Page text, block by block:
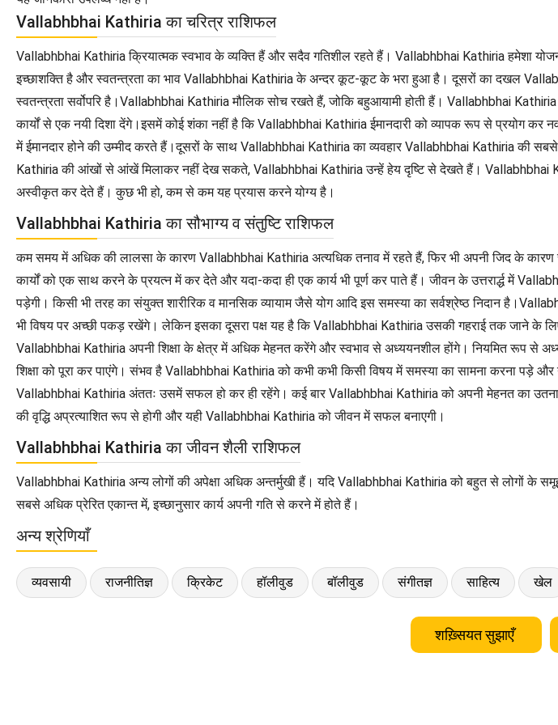
Vallabhbhai Kathiria का चरित्र राशिफल
Vallabhbhai Kathiria क्रियात्मक स्वभाव के व्यक्ति हैं और सदैव गतिशील रहते हैं। Vallabhbhai Kathiria हमेशा
इच्छाशक्ति है और स्वतन्त्रता का भाव Vallabhbhai Kathiria के अन्दर कूट-कूट के भरा हुआ है। दूसरों का दखल
स्वतन्त्रता सर्वोपरि है।Vallabhbhai Kathiria मौलिक सोच रखते हैं, जोकि बहुआयामी होती हैं। Vallabhbhai
कार्यों से एक नयी दिशा देंगे।इसमें कोई शंका नहीं है कि Vallabhbhai Kathiria ईमानदारी को व्यापक रूप से प्रयोग कर
में ईमानदार होने की उम्मीद करते हैं।दूसरों के साथ Vallabhbhai Kathiria का व्यवहार Vallabhbhai Kathiria
Kathiria की आंखों से आंखें मिलाकर नहीं देख सकते, Vallabhbhai Kathiria उन्हें हेय दृष्टि से देखते हैं। Vallabhbhai
अस्वीकृत कर देते हैं। कुछ भी हो, कम से कम यह प्रयास करने योग्य है।
Vallabhbhai Kathiria का सौभाग्य व संतुष्टि राशिफल
कम समय में अधिक की लालसा के कारण Vallabhbhai Kathiria अत्यधिक तनाव में रहते हैं, फिर भी अपनी जिद के
कार्यों को एक साथ करने के प्रयत्न में कर देते और यदा-कदा ही एक कार्य भी पूर्ण कर पाते हैं। जीवन के उत्तरार्द्ध में
पड़ेगी। किसी भी तरह का संयुक्त शारीरिक व मानसिक व्यायाम जैसे योग आदि इस समस्या का सर्वश्रेष्ठ निदान
भी विषय पर अच्छी पकड़ रखेंगे। लेकिन इसका दूसरा पक्ष यह है कि Vallabhbhai Kathiria उसकी गहराई तक जाने के
Vallabhbhai Kathiria अपनी शिक्षा के क्षेत्र में अधिक मेहनत करेंगे और स्वभाव से अध्ययनशील होंगे। नियमित रूप से
शिक्षा को पूरा कर पाएंगे। संभव है Vallabhbhai Kathiria को कभी कभी किसी विषय में समस्या का सामना करना
Vallabhbhai Kathiria अंततः उसमें सफल हो कर ही रहेंगे। कई बार Vallabhbhai Kathiria को अपनी मेहनत का उतना
की वृद्धि अप्रत्याशित रूप से होगी और यही Vallabhbhai Kathiria को जीवन में सफल बनाएगी।
Vallabhbhai Kathiria का जीवन शैली राशिफल
Vallabhbhai Kathiria अन्य लोगों की अपेक्षा अधिक अन्तर्मुखी हैं। यदि Vallabhbhai Kathiria को बहुत से लोगों के
सबसे अधिक प्रेरित एकान्त में, इच्छानुसार कार्य अपनी गति से करने में होते हैं।
अन्य श्रेणियाँ
व्यवसायी राजनीतिज्ञ क्रिकेट हॉलीवुड बॉलीवुड संगीतज्ञ साहित्य खेल
शख़्सियत सुझाएँ